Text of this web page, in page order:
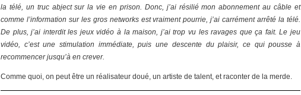
la télé, un truc abject sur la vie en prison. Donc, j’ai résilié mon abonnement au câble et
comme l’information sur les gros networks est vraiment pourrie, j’ai carrément arrêté la télé.
De plus, j’ai interdit les jeux vidéo à la maison, j’ai trop vu les ravages que ça fait. Le jeu
vidéo, c’est une stimulation immédiate, puis une descente du plaisir, ce qui pousse à
recommencer jusqu’à en crever.
Comme quoi, on peut être un réalisateur doué, un artiste de talent, et raconter de la merde.